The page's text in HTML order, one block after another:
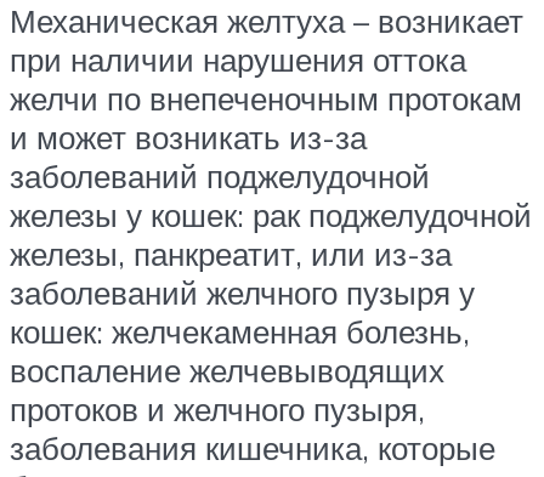
Механическая желтуха – возникает
при наличии нарушения оттока
желчи по внепеченочным протокам
и может возникать из-за
заболеваний поджелудочной
железы у кошек: рак поджелудочной
железы, панкреатит, или из-за
заболеваний желчного пузыря у
кошек: желчекаменная болезнь,
воспаление желчевыводящих
протоков и желчного пузыря,
заболевания кишечника, которые